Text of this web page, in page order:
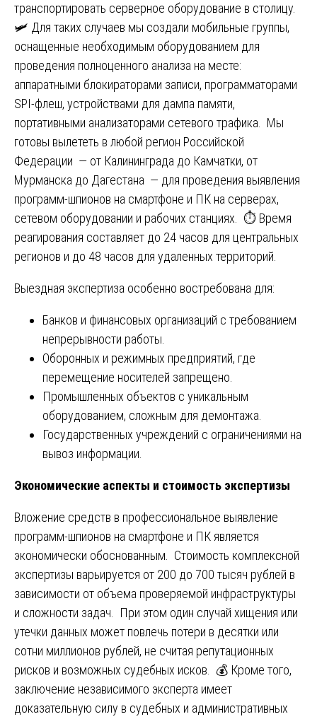
транспортировать серверное оборудование в столицу.
🛩️ Для таких случаев мы создали мобильные группы,
оснащенные необходимым оборудованием для
проведения полноценного анализа на месте:
аппаратными блокираторами записи, программаторами
SPI-флеш, устройствами для дампа памяти,
портативными анализаторами сетевого трафика. Мы
готовы вылететь в любой регион Российской
Федерации — от Калининграда до Камчатки, от
Мурманска до Дагестана — для проведения выявления
программ-шпионов на смартфоне и ПК на серверах,
сетевом оборудовании и рабочих станциях. ⏱️ Время
реагирования составляет до 24 часов для центральных
регионов и до 48 часов для удаленных территорий.
Выездная экспертиза особенно востребована для:
Банков и финансовых организаций с требованием
непрерывности работы.
Оборонных и режимных предприятий, где
перемещение носителей запрещено.
Промышленных объектов с уникальным
оборудованием, сложным для демонтажа.
Государственных учреждений с ограничениями на
вывоз информации.
Экономические аспекты и стоимость экспертизы
Вложение средств в профессиональное выявление
программ-шпионов на смартфоне и ПК является
экономически обоснованным. Стоимость комплексной
экспертизы варьируется от 200 до 700 тысяч рублей в
зависимости от объема проверяемой инфраструктуры
и сложности задач. При этом один случай хищения или
утечки данных может повлечь потери в десятки или
сотни миллионов рублей, не считая репутационных
рисков и возможных судебных исков. 💰 Кроме того,
заключение независимого эксперта имеет
доказательную силу в судебных и административных